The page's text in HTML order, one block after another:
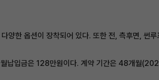
양한 옵션이 장착되어 있다. 또한 전, 측후면, 썬
납입금은 128만원이다. 계약 기간은 48개월